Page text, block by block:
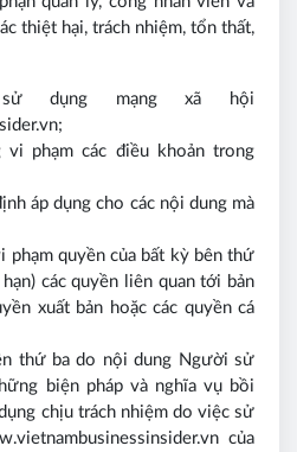
thiệt hại, trách nhiệm, tổn thất,
dụng mạng xã hội
phạm các điều khoản trong
áp dụng cho các nội dung mà
quyền của bất kỳ bên thứ
các quyền liên quan tới bản
xuất bản hoặc các quyền cá
thứ ba do nội dung Người sử
biện pháp và nghĩa vụ bồi
chịu trách nhiệm do việc sử
của